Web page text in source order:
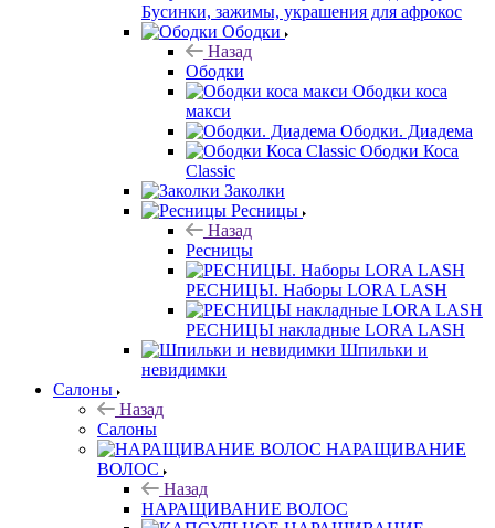
Бусинки, зажимы, украшения для афрокос
Ободки
Назад
Ободки
Ободки коса
макси
Ободки. Диадема
Ободки Коса
Classic
Заколки
Ресницы
Назад
Ресницы
РЕСНИЦЫ. Наборы LORA LASH
РЕСНИЦЫ накладные LORA LASH
Шпильки и
невидимки
Салоны
Назад
Салоны
НАРАЩИВАНИЕ
ВОЛОС
Назад
НАРАЩИВАНИЕ ВОЛОС